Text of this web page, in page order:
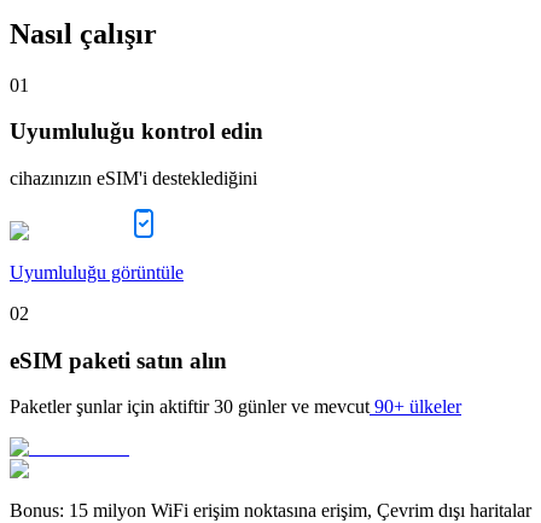
Nasıl çalışır
01
Uyumluluğu kontrol edin
cihazınızın eSIM'i desteklediğini
Uyumluluğu görüntüle
02
eSIM paketi satın alın
Paketler şunlar için aktiftir 30 günler ve mevcut 90+ ülkeler
Bonus: 15 milyon WiFi erişim noktasına erişim, Çevrim dışı haritalar